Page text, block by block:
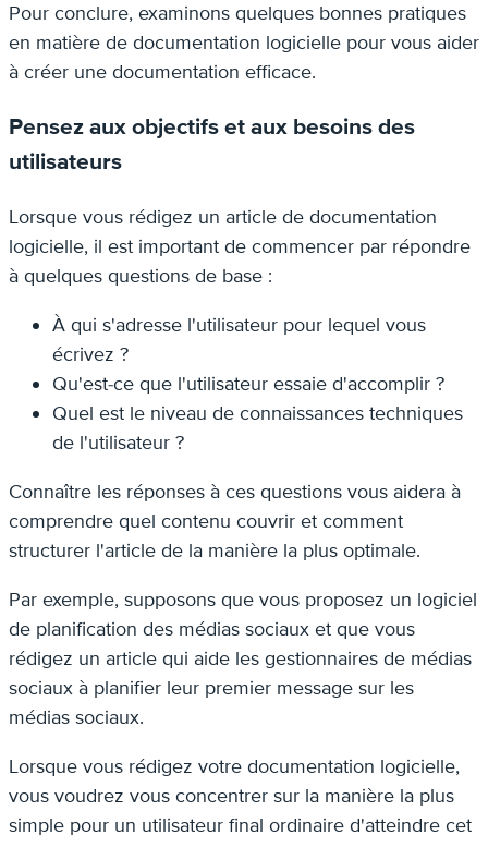
Pour conclure, examinons quelques bonnes pratiques
en matière de documentation logicielle pour vous aider
à créer une documentation efficace.
Pensez aux objectifs et aux besoins des
utilisateurs
Lorsque vous rédigez un article de documentation
logicielle, il est important de commencer par répondre
à quelques questions de base :
À qui s'adresse l'utilisateur pour lequel vous
écrivez ?
Qu'est-ce que l'utilisateur essaie d'accomplir ?
Quel est le niveau de connaissances techniques
de l'utilisateur ?
Connaître les réponses à ces questions vous aidera à
comprendre quel contenu couvrir et comment
structurer l'article de la manière la plus optimale.
Par exemple, supposons que vous proposez un logiciel
de planification des médias sociaux et que vous
rédigez un article qui aide les gestionnaires de médias
sociaux à planifier leur premier message sur les
médias sociaux.
Lorsque vous rédigez votre documentation logicielle,
vous voudrez vous concentrer sur la manière la plus
simple pour un utilisateur final ordinaire d'atteindre cet